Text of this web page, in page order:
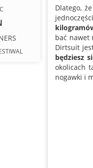
Dlatego, że
bać nawet
Dirtsuit
będziesz
okolicach
nogawki i